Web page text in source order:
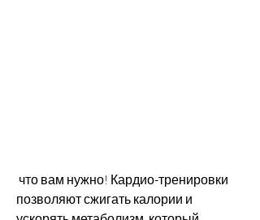
позволяют сжигать калории и